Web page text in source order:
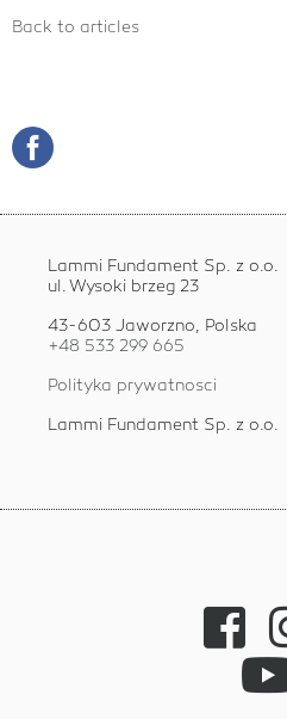
Back to articles
Lammi Fundament Sp. z o.o.
ul. Wysoki brzeg 23
43-603 Jaworzno, Polska
+48 533 299 665
Polityka prywatnosci
Lammi Fundament Sp. z o.o.